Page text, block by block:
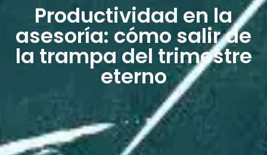
Productividad en la
asesoría: cómo salir de
la trampa del trimestre
eterno